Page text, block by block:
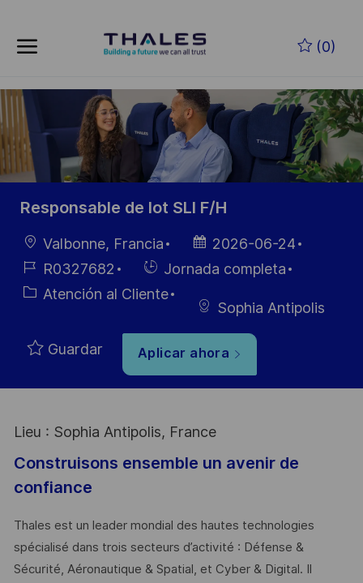
(0)
-
Responsable de lot SLI F/H
Ubicación
Valbonne, Francia
Fecha de
publicación
2026-06-24
ID de
empleo
R0327682
Hiring
Type
Jornada completa
Categoría
Atención al Cliente
Sophia Antipolis
Guardar Aplicar ahora
Lieu : Sophia Antipolis, France
Construisons ensemble un avenir de
confiance
Thales est un leader mondial des hautes technologies
spécialisé dans trois secteurs d’activité : Défense &
Sécurité, Aéronautique & Spatial, et Cyber & Digital. Il